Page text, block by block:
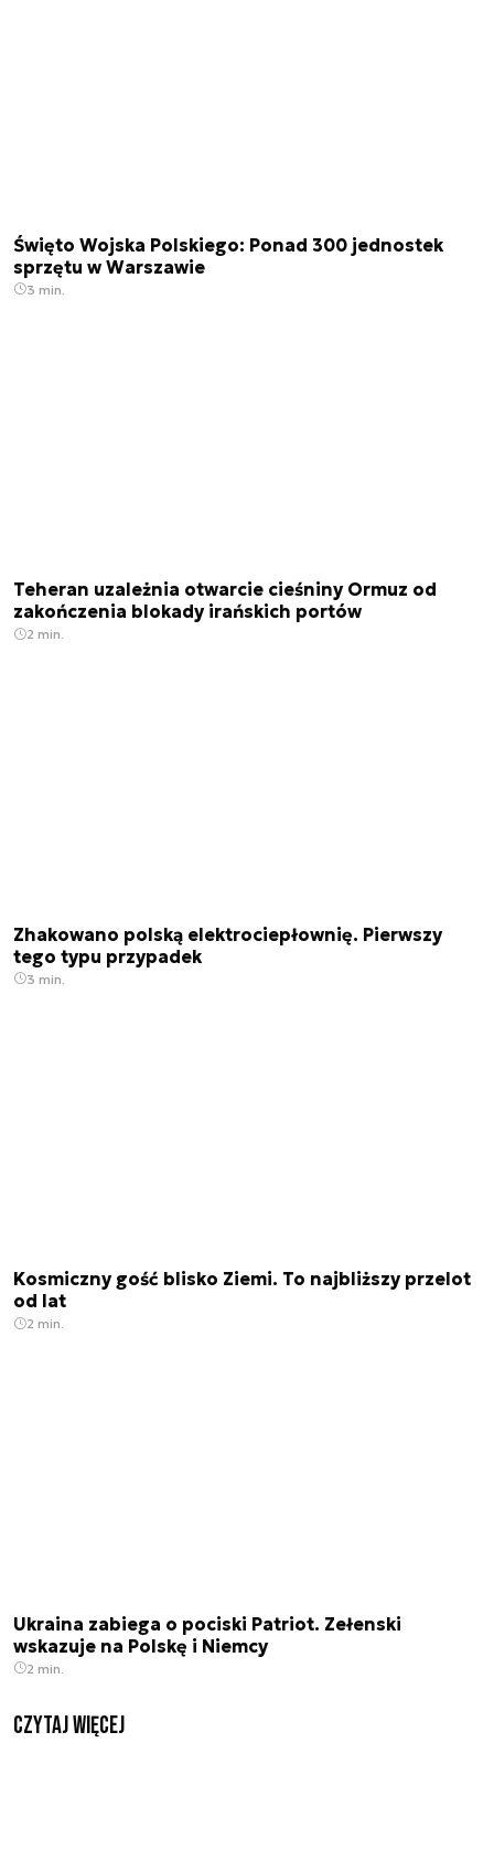
Święto Wojska Polskiego: Ponad 300 jednostek
sprzętu w Warszawie
3 min.
Teheran uzależnia otwarcie cieśniny Ormuz od
zakończenia blokady irańskich portów
2 min.
Zhakowano polską elektrociepłownię. Pierwszy
tego typu przypadek
3 min.
Kosmiczny gość blisko Ziemi. To najbliższy przelot
od lat
2 min.
Ukraina zabiega o pociski Patriot. Zełenski
wskazuje na Polskę i Niemcy
2 min.
czytaj więcej